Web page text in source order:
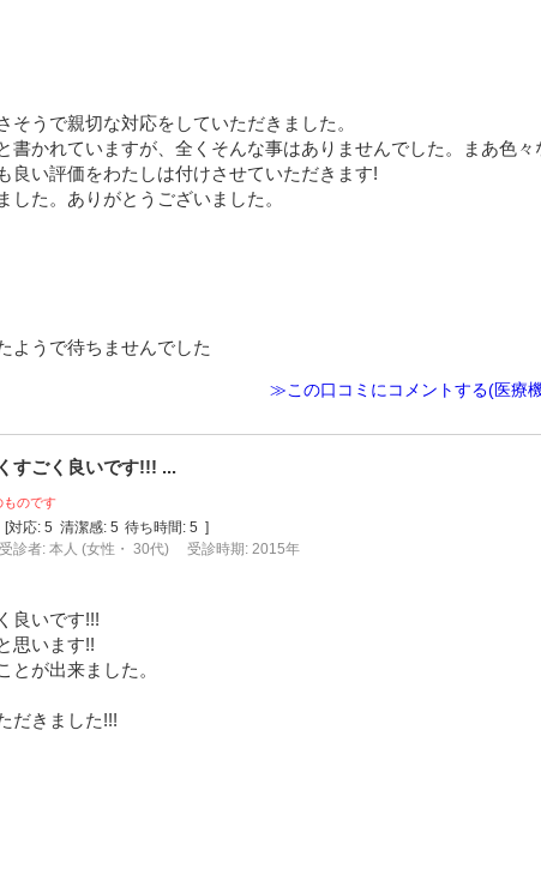
そうで親切な対応をしていただきました。
書かれていますが、全くそんな事はありませんでした。まあ色々
良い評価をわたしは付けさせていただきます!
した。ありがとうございました。
ようで待ちませんでした
≫この口コミにコメントする(医療
すごく良いです!!! ...
ものです
[対応: 5 清潔感: 5 待ち時間: 5 ]
受診者: 本人 (女性・ 30代) 受診時期: 2015年
良いです!!!
思います!!
とが出来ました。
だきました!!!